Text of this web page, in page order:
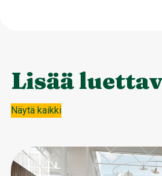
Lisää
Näytä kaikki